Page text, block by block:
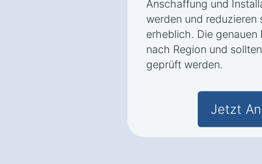
Anschaffung und
werden und
erheblich. Die
nach Region und
geprüft werden.
Jetzt